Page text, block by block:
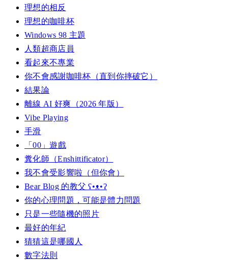
理想的相反
理想的咖啡杯
Windows 98 主題
人類超商店員
看起來不專業
你不會感謝咖啡杯（直到你摔破它）
結果論
離線 AI 好爽（2026 年版）
Vibe Playing
手滑
「00」遊戲
糞化師（Enshittificator）
我不會受影響啦（但你會）
Bear Blog 的教父 ʕ•ᴥ•ʔ
你的心理問題，可能是體力問題
只是一些隨機的照片
最好的年紀
猜猜這是哪國人
數字法則